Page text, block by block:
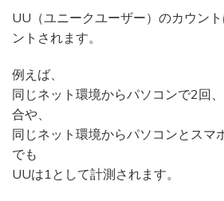
UU（ユニークユーザー）のカウン
ントされます。
例えば、
同じネット環境からパソコンで2回
合や、
同じネット環境からパソコンとスマ
でも
UUは1として計測されます。